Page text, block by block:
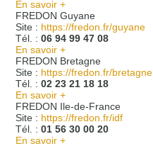
En savoir +
FREDON Guyane
Site : https://fredon.fr/guyane
Tél. : 06 94 99 47 08
En savoir +
FREDON Bretagne
Site : https://fredon.fr/bretagne
Tél. : 02 23 21 18 18
En savoir +
FREDON Ile-de-France
Site : https://fredon.fr/idf
Tél. : 01 56 30 00 20
En savoir +